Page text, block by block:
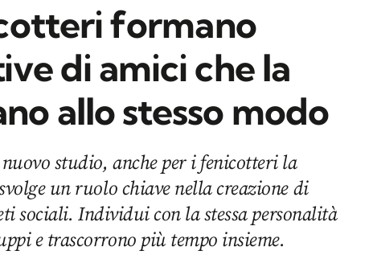
formano
di amici che la
allo stesso modo
studio, anche per i fenicotteri la
un ruolo chiave nella creazione di
sociali. Individui con la stessa personalità
e trascorrono più tempo insieme.